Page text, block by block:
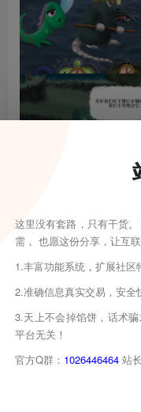
这里没有套路，只有干货
需， 也愿这份分享，让互
1.丰富功能系统，扩展社区
2.准确信息真实交易，安全
3.天上不会掉馅饼，话术
平台无关！
官方Q群： 1026446464 站